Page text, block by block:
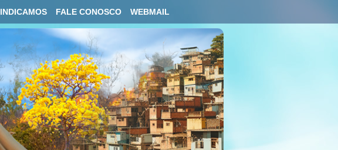
INDICAMOS FALE CONOSCO WEBMAIL